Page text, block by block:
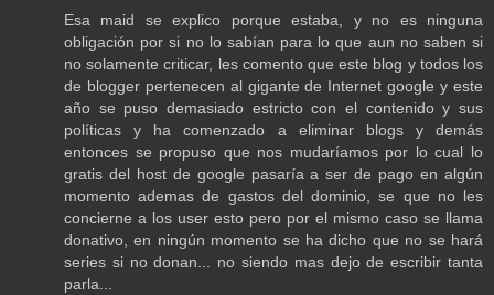
Esa maid se explico porque estaba, y no es ninguna
obligación por si no lo sabían para lo que aun no saben si
no solamente criticar, les comento que este blog y todos los
de blogger pertenecen al gigante de Internet google y este
año se puso demasiado estricto con el contenido y sus
políticas y ha comenzado a eliminar blogs y demás
entonces se propuso que nos mudaríamos por lo cual lo
gratis del host de google pasaría a ser de pago en algún
momento ademas de gastos del dominio, se que no les
concierne a los user esto pero por el mismo caso se llama
donativo, en ningún momento se ha dicho que no se hará
series si no donan... no siendo mas dejo de escribir tanta
parla...